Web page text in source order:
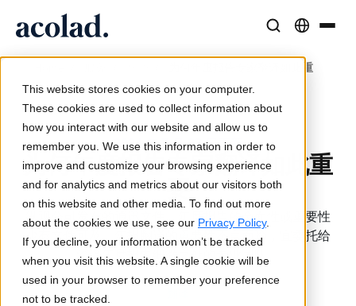
This website stores cookies on your computer.
These cookies are used to collect information about
how you interact with our website and allow us to
remember you. We use this information in order to
improve and customize your browsing experience
and for analytics and metrics about our visitors both
on this website and other media. To find out more
about the cookies we use, see our Privacy Policy.
If you decline, your information won’t be tracked
when you visit this website. A single cookie will be
used in your browser to remember your preference
not to be tracked.
翻译
AI 速度，人类精度
口译服务
随时随地无缝沟通
媒体与娱乐
让故事出现在每个屏幕上
Lia Translate
即时品牌一致翻译
连接能力
简化的工作流集成
AI 同声传译
实时语音翻译
成功案例
来自客户的真实成果
文章
专家对全球内容的见解
电子书
深度指南与策略
关于 Acolad
可持续发展
合作伙伴
新闻
为何年度报告专家翻译如此重
要
2024 年 7 月 23 日更新
为何年度报告专家翻译如此重
要
纵观公司发布的通讯文件，年度报告的全面性或重要性
少有文件可及。年报翻译的重要性不言而喻，宜委托给
深谙年度报告细微之处的专业团队。